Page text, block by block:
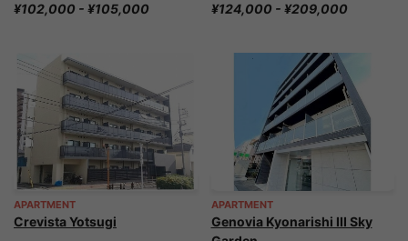
¥102,000 - ¥105,000 ¥124,000 - ¥209,000
APARTMENT
Crevista Yotsugi
APARTMENT
Genovia Kyonarishi III Sky